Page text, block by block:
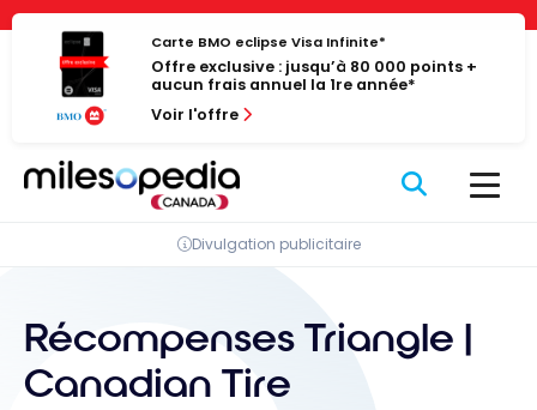
Panneau de gestion des cookies
Passer
contenu
Carte BMO eclipse Visa Infinite*
Offre exclusive : jusqu’à 80 000 points +
aucun frais annuel la 1re année*
Voir l'offre
Divulgation publicitaire
Récompenses Triangle |
Canadian Tire